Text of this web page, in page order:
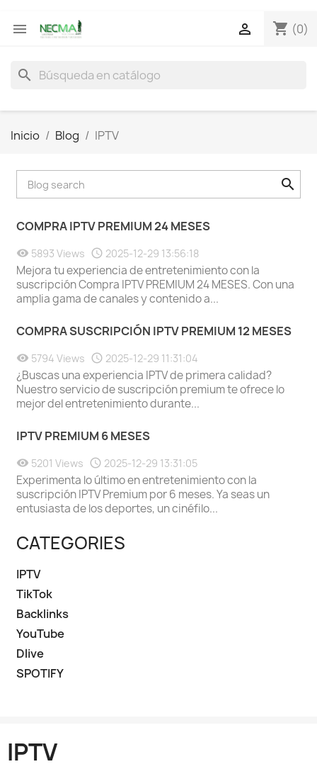
 shopping_cart (0)

search
Inicio Blog IPTV
COMPRA IPTV PREMIUM 24 MESES
5893 Views 2025-12-29 13:56:18
Mejora tu experiencia de entretenimiento con la
suscripción Compra IPTV PREMIUM 24 MESES. Con una
amplia gama de canales y contenido a...
COMPRA SUSCRIPCIÓN IPTV PREMIUM 12 MESES
5794 Views 2025-12-29 11:31:04
¿Buscas una experiencia IPTV de primera calidad?
Nuestro servicio de suscripción premium te ofrece lo
mejor del entretenimiento durante...
IPTV PREMIUM 6 MESES
5201 Views 2025-12-29 13:31:05
Experimenta lo último en entretenimiento con la
suscripción IPTV Premium por 6 meses. Ya seas un
entusiasta de los deportes, un cinéfilo...
CATEGORIES
IPTV
TikTok
Backlinks
YouTube
Dlive
SPOTIFY
IPTV